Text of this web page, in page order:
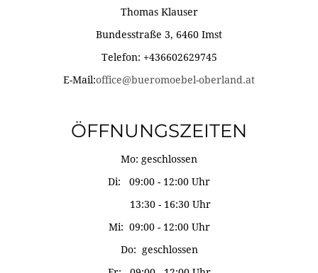
Thomas Klauser
Bundesstraße 3, 6460 Imst
Telefon: +436602629745
E-Mail:office@bueromoebel-oberland.at
ÖFFNUNGSZEITEN
Mo: geschlossen
Di: 09:00 - 12:00 Uhr
13:30 - 16:30 Uhr
Mi: 09:00 - 12:00 Uhr
Do: geschlossen